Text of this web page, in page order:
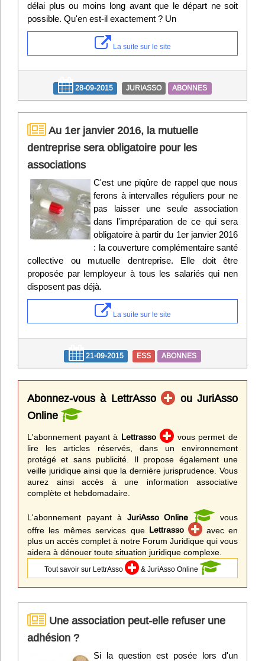
délai plus ou moins long avant que le départ ne soit
possible. Qu'en est-il exactement ? Un
La suite sur le site
28-09-2015 JURIASSO ABONNES
Au 1er janvier 2016, la mutuelle
dentreprise sera obligatoire pour les
associations
C'est une piqûre de rappel que nous
ferons à intervalles réguliers pour ne
pas laisser une seule association
dans l'impréparation de ce qui sera
obligatoire à partir du 1er janvier 2016
: la couverture complémentaire santé
collective ou mutuelle dentreprise. Elle doit être
proposée par lemployeur à tous les salariés qui nen
disposent pas déjà.
La suite sur le site
21-09-2015 ESS ABONNES
Abonnez-vous à LettrAsso
ou JuriAsso
Online
L'abonnement payant à Lettrasso
vous permet de
lire les articles réservés, dans un environnement
protégé et sans publicité. Il propose également une
veille juridique ainsi que la dernière jurisprudence. Vous
aurez ainsi accès à une information associative
complète et hebdomadaire.
L'abonnement payant à JuriAsso Online
vous
offre les mêmes services que Lettrasso
avec en
plus un accès complet à notre Forum Juridique qui vous
aidera à dénouer toute situation juridique complexe.
Tout savoir sur LettrAsso & JuriAsso Online
Une association peut-elle refuser une
adhésion ?
Si la question est posée lors d'un